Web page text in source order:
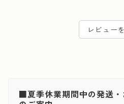
レビュー
■夏季休業期間中の発送